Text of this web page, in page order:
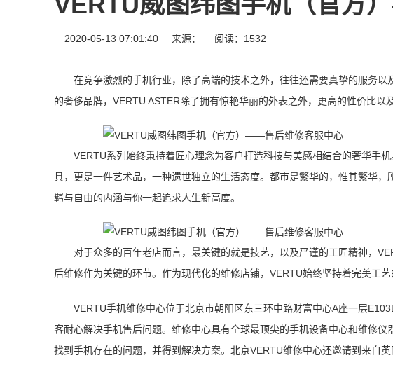
2020-05-13 07:01:40 来源： 阅读：1532
在竞争激烈的手机行业，除了高端的技术之外，往往还需要真挚的服务
的奢侈品牌，VERTU ASTER除了拥有惊艳华丽的外表之外，更高的性价比以
VERTU系列始终秉持着匠心理念为客户打造科技与美感相结合的奢华手
具，更是一件艺术品，一种遗世独立的生活态度。都市是繁华的，惟其繁华
羁与自由的内涵与你一起追求人生新高度。
对于众多的百年老店而言，最关键的就是技艺，以及严谨的工匠精神，
后维修作为关键的环节。作为现代化的维修店铺，VERTU始终坚持着完美工
VERTU手机维修中心位于北京市朝阳区东三环中路财富中心A座一层
客耐心解决手机售后问题。维修中心具有全球最顶尖的手机设备中心和维修
找到手机存在的问题，并得到解决方案。北京VERTU维修中心还邀请到来自